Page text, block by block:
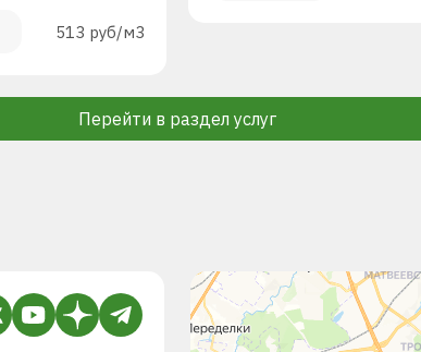
513 руб/м3
Перейти в раздел услуг